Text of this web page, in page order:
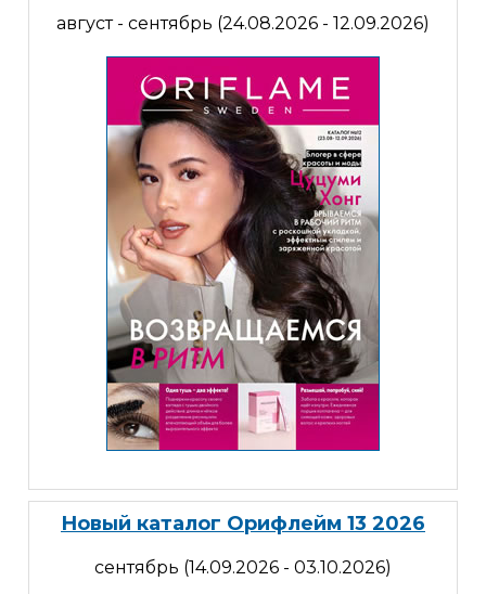
август - сентябрь (24.08.2026 - 12.09.2026)
Новый каталог Орифлейм 13 2026
сентябрь (14.09.2026 - 03.10.2026)